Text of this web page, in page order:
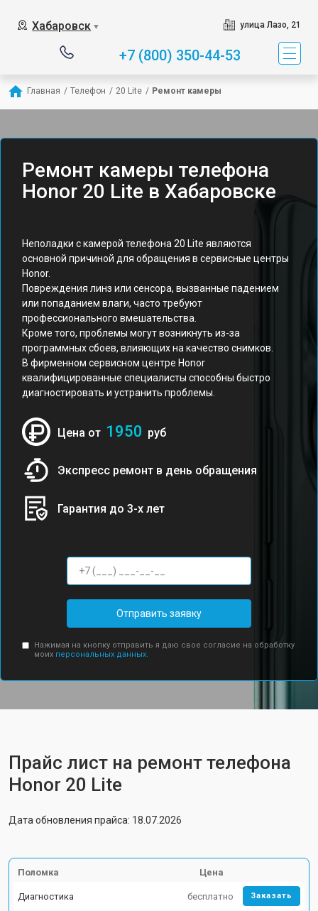
Хабаровск ▼ улица Лазо, 21
+7 (800) 350-44-53
Главная / Телефон / 20 Lite / Ремонт камеры
Ремонт камеры телефона
Honor 20 Lite в Хабаровске
Неполадки с камерой телефона 20 Lite являются
основной причиной для обращения в сервисные центры
Honor.
Повреждения линз или сенсора, вызванные падением
или попаданием влаги, часто требуют
профессионального вмешательства.
Кроме того, проблемы могут возникнуть из-за
программных сбоев, влияющих на качество снимков.
В фирменном сервисном центре Honor
квалифицированные специалисты способны быстро
диагностировать и устранить проблемы.
Цена от 1950 руб
Экспресс ремонт в день обращения
Гарантия до 3-х лет
Отправить заявку
Нажимая на кнопку отправить я даю свое согласие на обработку
моих персональных данных.
Прайс лист на ремонт телефона
Honor 20 Lite
Дата обновления прайса: 18.07.2026
Поломка Цена
Диагностика бесплатно Заказать